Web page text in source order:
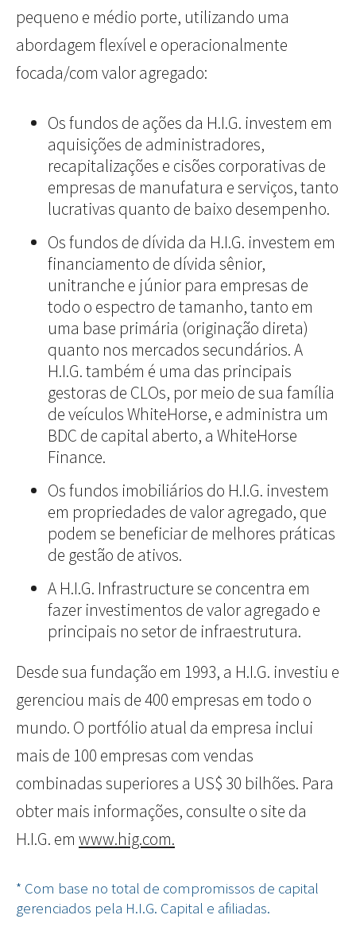
pequeno e médio porte, utilizando uma
abordagem flexível e operacionalmente
focada/com valor agregado:
Os fundos de ações da H.I.G. investem em
aquisições de administradores,
recapitalizações e cisões corporativas de
empresas de manufatura e serviços, tanto
lucrativas quanto de baixo desempenho.
Os fundos de dívida da H.I.G. investem em
financiamento de dívida sênior,
unitranche e júnior para empresas de
todo o espectro de tamanho, tanto em
uma base primária (originação direta)
quanto nos mercados secundários. A
H.I.G. também é uma das principais
gestoras de CLOs, por meio de sua família
de veículos WhiteHorse, e administra um
BDC de capital aberto, a WhiteHorse
Finance.
Os fundos imobiliários do H.I.G. investem
em propriedades de valor agregado, que
podem se beneficiar de melhores práticas
de gestão de ativos.
A H.I.G. Infrastructure se concentra em
fazer investimentos de valor agregado e
principais no setor de infraestrutura.
Desde sua fundação em 1993, a H.I.G. investiu e
gerenciou mais de 400 empresas em todo o
mundo. O portfólio atual da empresa inclui
mais de 100 empresas com vendas
combinadas superiores a US$ 30 bilhões. Para
obter mais informações, consulte o site da
H.I.G. em www.hig.com.
* Com base no total de compromissos de capital
gerenciados pela H.I.G. Capital e afiliadas.